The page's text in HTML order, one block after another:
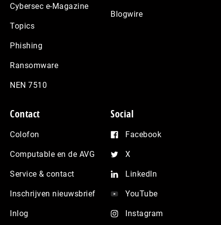
Cybersec e-Magazine
Topics
Phishing
Ransomware
NEN 7510
Blogwire
Contact
Colofon
Computable en de AVG
Service & contact
Inschrijven nieuwsbrief
Inlog
Social
Facebook
X
LinkedIn
YouTube
Instagram